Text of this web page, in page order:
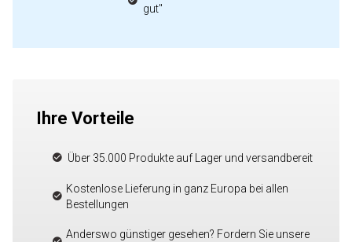
gut"
Ihre Vorteile
Über 35.000 Produkte auf Lager und versandbereit
Kostenlose Lieferung in ganz Europa bei allen
Bestellungen
Anderswo günstiger gesehen? Fordern Sie unsere